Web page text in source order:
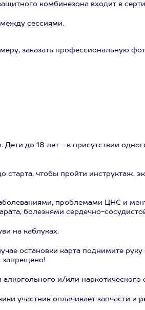
комбинезона входит в
сессиями.
заказать профессиональную
Дети до 18 лет - в присутствии
чтобы пройти инструктаж,
проблемами ЦНС и
болезнями сердечно-
на каблуках.
остановки карта поднимите
запрещено!
и/или наркотического
участник оплачивает запчасти и